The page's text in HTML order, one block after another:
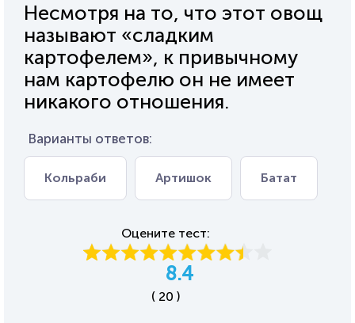
Несмотря на то, что этот овощ
называют «сладким
картофелем», к привычному
нам картофелю он не имеет
никакого отношения.
Варианты ответов:
Кольраби Артишок Батат
Оцените тест:
8.4
( 20 )